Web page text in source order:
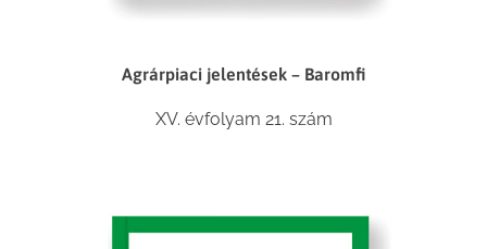
Agrárpiaci jelentések – Baromfi
XV. évfolyam 21. szám